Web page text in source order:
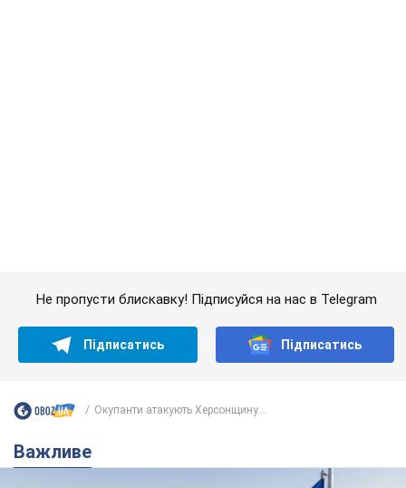
Якою була оригінальна версія гімну України та
чому її боялася Російська імперія: про це не